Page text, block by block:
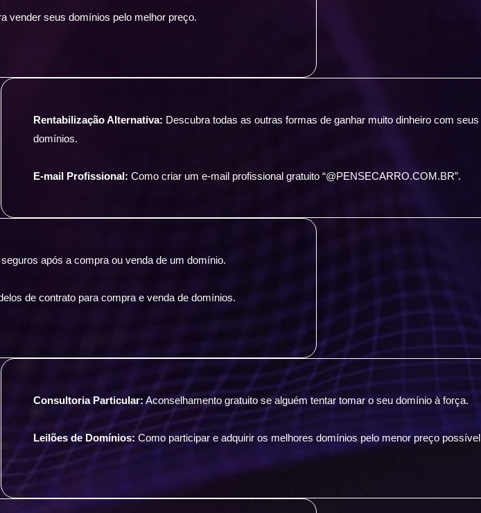
vender seus domínios pelo melhor preço.
Rentabilização Alternativa: Descubra todas as outras formas de ganhar muito dinheiro com seus
domínios.
E-mail Profissional: Como criar um e-mail profissional gratuito “@PENSECARRO.COM.BR”.
após a compra ou venda de um domínio.
de contrato para compra e venda de domínios.
Consultoria Particular:Aconselhamento gratuito se alguém tentar tomar o seu domínio à força.
Leilões de Domínios: Como participar e adquirir os melhores domínios pelo menor preço